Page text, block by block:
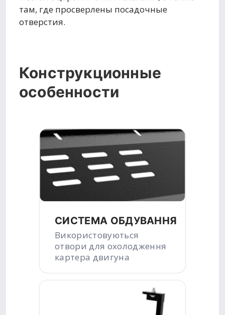
там, где просверлены посадочные
отверстия.
Конструкционные
особенности
СИСТЕМА ОБДУВАННЯ
Використовуються
отвори для охолодження
картера двигуна